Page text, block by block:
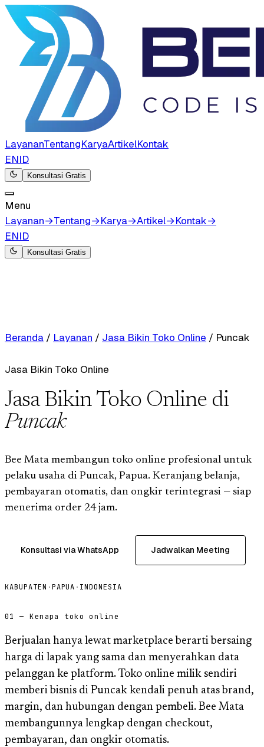
LayananTentangKaryaArtikelKontak
ENID
Konsultasi Gratis
Menu
Layanan→Tentang→Karya→Artikel→Kontak→
ENID
Konsultasi Gratis
Beranda / Layanan / Jasa Bikin Toko Online / Puncak
Jasa Bikin Toko Online
Jasa Bikin Toko Online di
Puncak
Bee Mata membangun toko online profesional untuk
pelaku usaha di Puncak, Papua. Keranjang belanja,
pembayaran otomatis, dan ongkir terintegrasi — siap
menerima order 24 jam.
Konsultasi via WhatsApp Jadwalkan Meeting
KABUPATEN ·PAPUA · INDONESIA
01 — Kenapa toko online
Berjualan hanya lewat marketplace berarti bersaing
harga di lapak yang sama dan menyerahkan data
pelanggan ke platform. Toko online milik sendiri
memberi bisnis di Puncak kendali penuh atas brand,
margin, dan hubungan dengan pembeli. Bee Mata
membangunnya lengkap dengan checkout,
pembayaran, dan ongkir otomatis.